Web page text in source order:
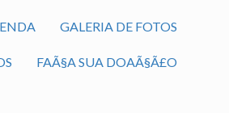
GALERIA DE FOTOS
FAÃ§A SUA DOAÃ§Ã£O